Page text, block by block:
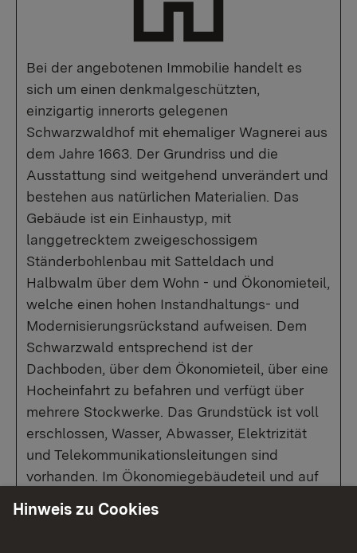
Bei der angebotenen Immobilie handelt es
sich um einen denkmalgeschützten,
einzigartig innerorts gelegenen
Schwarzwaldhof mit ehemaliger Wagnerei aus
dem Jahre 1663. Der Grundriss und die
Ausstattung sind weitgehend unverändert und
bestehen aus natürlichen Materialien. Das
Gebäude ist ein Einhaustyp, mit
langgetrecktem zweigeschossigem
Ständerbohlenbau mit Satteldach und
Halbwalm über dem Wohn - und Ökonomieteil,
welche einen hohen Instandhaltungs- und
Modernisierungsrückstand aufweisen. Dem
Schwarzwald entsprechend ist der
Dachboden, über dem Ökonomieteil, über eine
Hocheinfahrt zu befahren und verfügt über
mehrere Stockwerke. Das Grundstück ist voll
erschlossen, Wasser, Abwasser, Elektrizität
und Telekommunikationsleitungen sind
vorhanden. Im Ökonomiegebäudeteil und auf
Kraftfahrzeuge gegeben.
Hinweis zu Cookies